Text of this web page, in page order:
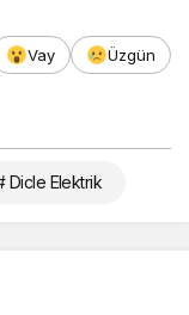
Vay
Üzgün
Dicle Elektrik